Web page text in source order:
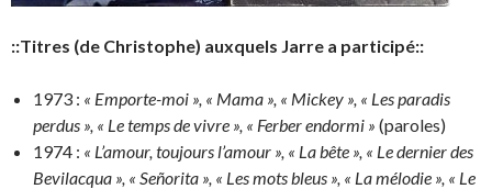
::Titres (de Christophe) auxquels Jarre a participé::
1973 : « Emporte-moi », « Mama », « Mickey », « Les paradis
perdus », « Le temps de vivre », « Ferber endormi » (paroles)
1974 : « L’amour, toujours l’amour », « La bête », « Le dernier des
Bevilacqua », « Señorita », « Les mots bleus », « La mélodie », « Le